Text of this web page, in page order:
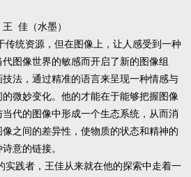
王 佳（水墨）
统资源，但在图像上，让人感受到一种
图像世界的敏感而开启了新的图像组
法，通过精准的语言来呈现一种情感与
微妙变化。他的才能在于能够把握图像
代的图像中形成一个生态系统，从而消
之间的差异性，使物质的状态和精神的
意的链接。
践者，王佳从来就在他的探索中走着一